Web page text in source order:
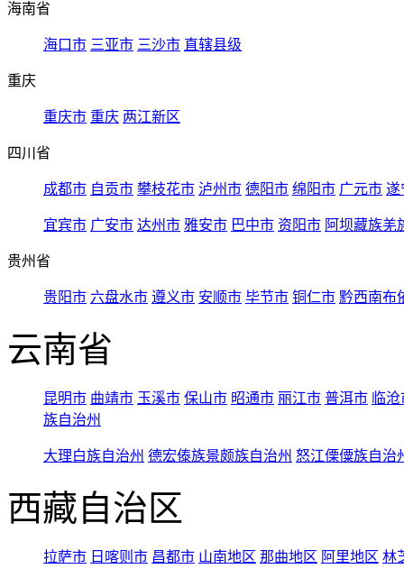
海南省
海口市 三亚市 三沙市 直辖县级
重庆
重庆市 重庆 两江新区
四川省
成都市 自贡市 攀枝花市 泸州市 德阳市 绵阳市 广元市 遂
宜宾市 广安市 达州市 雅安市 巴中市 资阳市 阿坝藏族羌
贵州省
贵阳市 六盘水市 遵义市 安顺市 毕节市 铜仁市 黔西南布
云南省
昆明市 曲靖市 玉溪市 保山市 昭通市 丽江市 普洱市 临
族自治州
大理白族自治州 德宏傣族景颇族自治州 怒江傈僳族自治
西藏自治区
拉萨市 日喀则市 昌都市 山南地区 那曲地区 阿里地区 林